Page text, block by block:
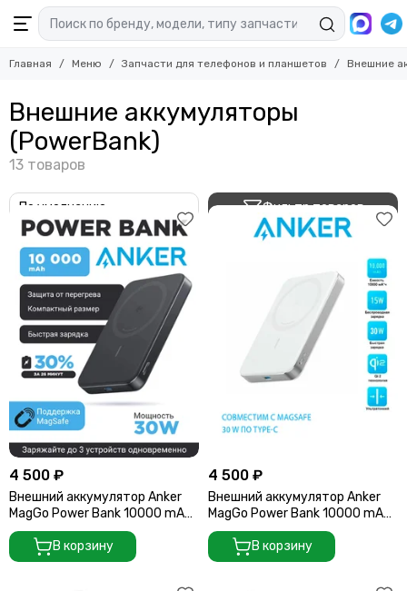
Главная Меню Запчасти для телефонов и планшетов Внешние
Внешние аккумуляторы
(PowerBank)
Фильтр товаров
4 500 ₽
Внешний аккумулятор Anker
MagGo Power Bank 10000 mAh
A1664 черный
В корзину
4 500 ₽
Внешний аккумулятор Anker
MagGo Power Bank 10000 mAh
A1664 белый
В корзину